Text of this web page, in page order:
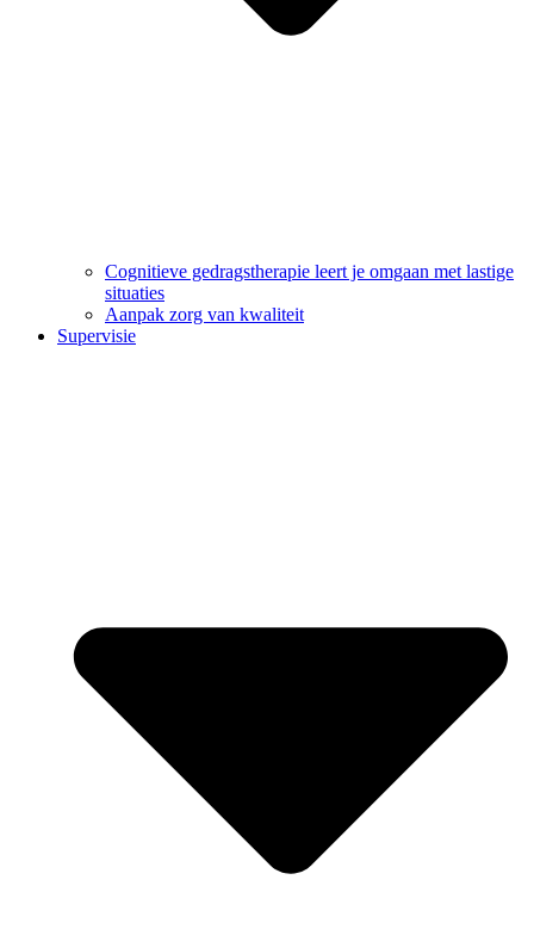
Cognitieve gedragstherapie leert je omgaan met lastige
situaties
Aanpak zorg van kwaliteit
Supervisie